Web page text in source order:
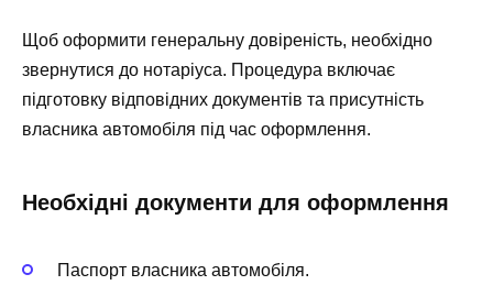
Щоб оформити генеральну довіреність, необхідно
звернутися до нотаріуса. Процедура включає
підготовку відповідних документів та присутність
власника автомобіля під час оформлення.
Необхідні документи для оформлення
Паспорт власника автомобіля.